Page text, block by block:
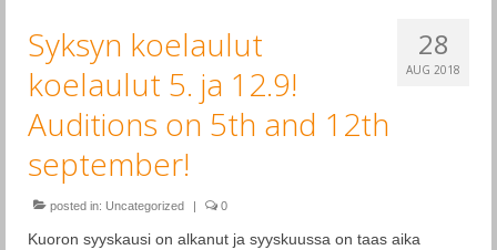
Kannatusjäsenyys
Ajankohtaista
Musiikki
Esiintymiset
Ohjelmisto
28
AUG 2018
Syksyn koelaulut
koelaulut 5. ja 12.9!
Auditions on 5th and 12th
september!
posted in: Uncategorized | 0
Kuoron syyskausi on alkanut ja syyskuussa on taas aika